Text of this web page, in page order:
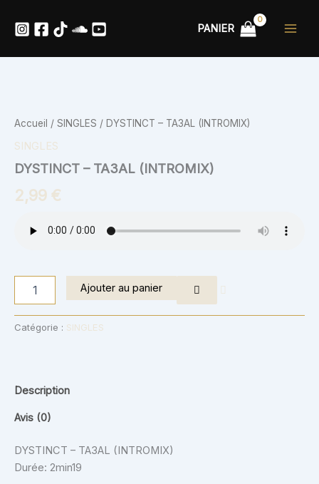
PANIER
Accueil / SINGLES / DYSTINCT – TA3AL (INTROMIX)
SINGLES
DYSTINCT – TA3AL (INTROMIX)
2,99 €
-
TA3AL
Ajouter au panier
Catégorie : SINGLES
Description
Avis (0)
DYSTINCT – TA3AL (INTROMIX)
Durée: 2min19